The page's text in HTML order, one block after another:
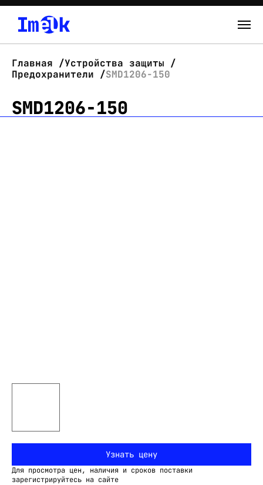
О нас
Новости
Главная
Устройства защиты
Предохранители
SMD1206-150
SMD1206-150
Узнать цену
Для просмотра цен, наличия и сроков поставки
зарегистрируйтесь на сайте